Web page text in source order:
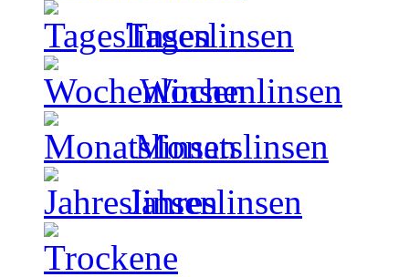
Tageslinsen
Wochenlinsen
Monatslinsen
Jahreslinsen